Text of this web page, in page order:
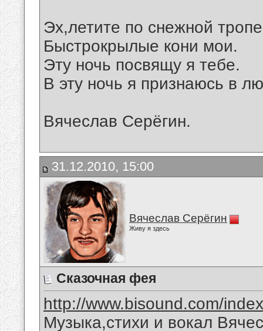
Эх,летите по снежной тропе
Быстрокрылые кони мои.
Эту ночь посвящу я тебе.
В эту ночь я признаюсь в
Вячеслав Серёгин.
31.12.2010, 15:00
Вячеслав Серёгин
Живу я здесь
Сказочная фея
http://www.bisound.com/
Музыка,стихи и вокал